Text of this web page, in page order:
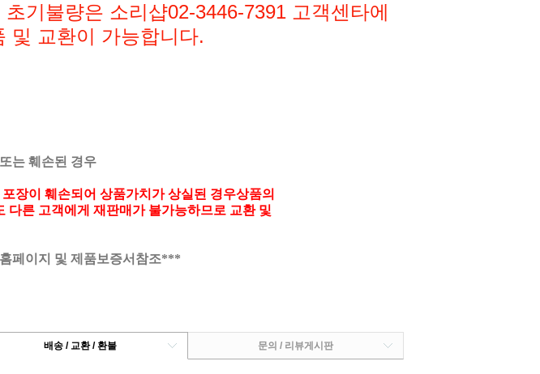
초기불량은 소리샵02-3446-7391 고객센타에
및 교환이 가능합니다.
는 훼손된 경우
장이 훼손되어 상품가치가 상실된 경우상품의
다른 고객에게 재판매가 불가능하므로 교환 및
페이지 및 제품보증서참조***
배송 / 교환 / 환불 문의 / 리뷰게시판